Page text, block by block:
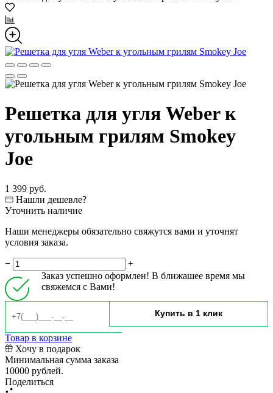
Решетка для угля Weber к
угольным грилям Smokey
Joe
1 399 руб.
Нашли дешевле?
Уточнить наличие
Наши менеджеры обязательно свяжутся вами и уточнят
условия заказа.
−
+
Заказ успешно оформлен! В ближашее время мы
свяжемся с Вами!
Товар в корзине
Хочу в подарок
Минимальная сумма заказа
10000 рублей.
Поделиться